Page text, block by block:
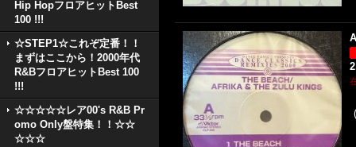
Hip HopフロアヒットBest
100 !!!
☆STEP1☆これぞ定番！！
まずはここから！2000年代
R&BフロアヒットBest 100
!!!
☆☆☆☆☆レア00's R&B Pr
omo Only盤特集！！☆☆
☆☆☆